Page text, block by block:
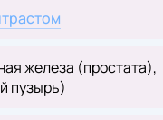
железа (простата),
пузырь)